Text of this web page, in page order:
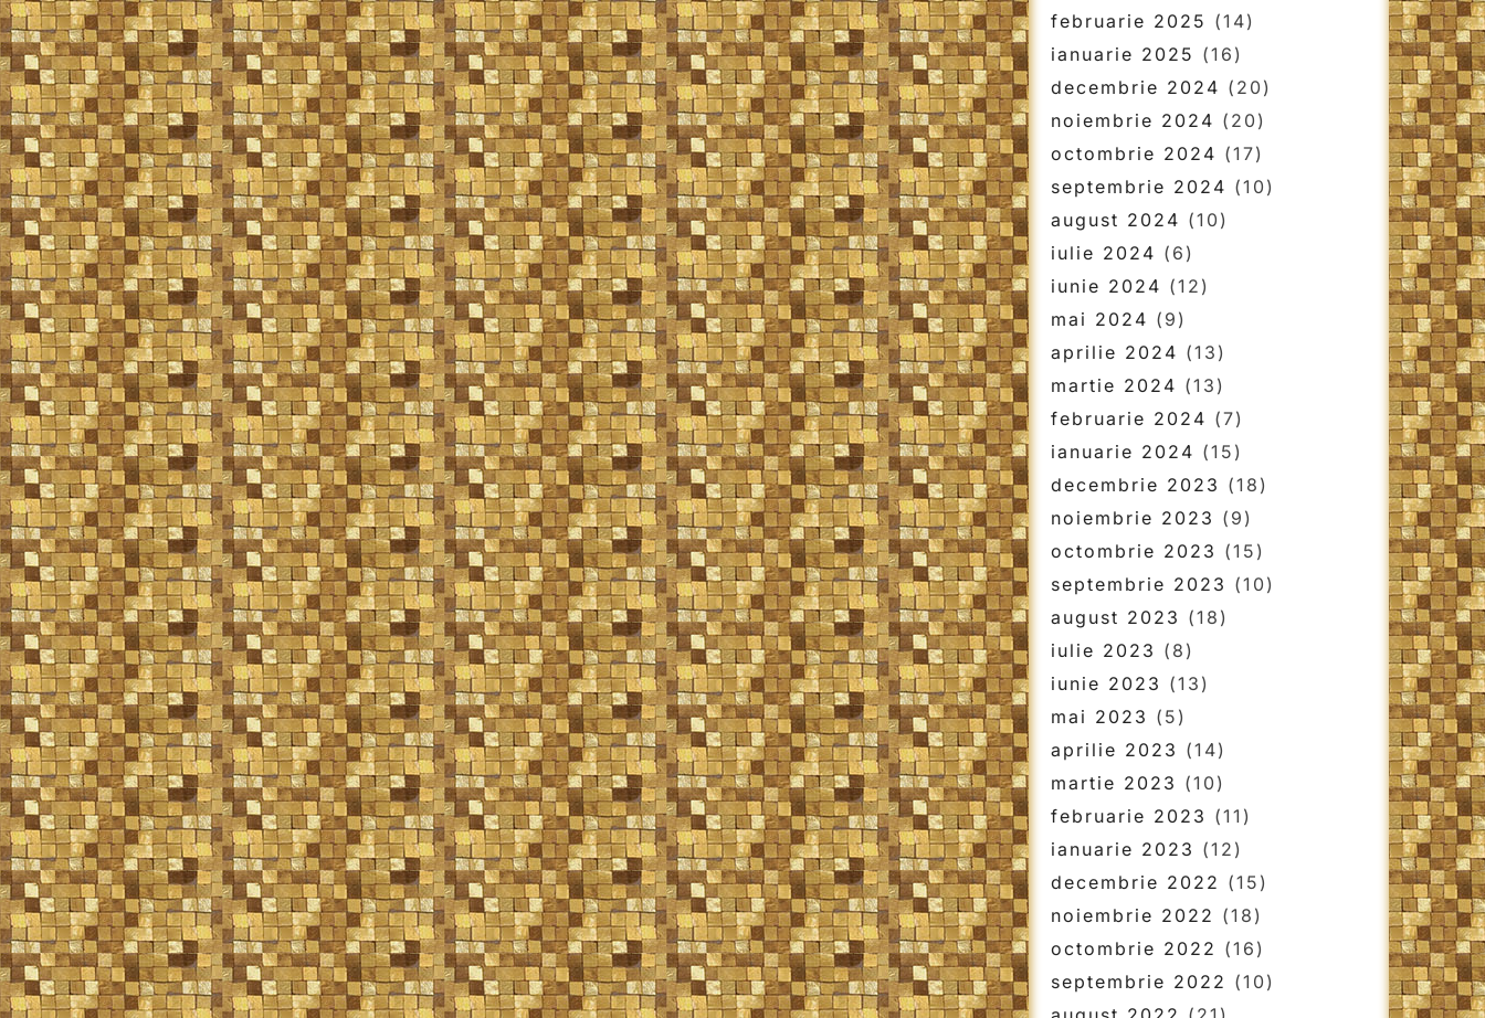
februarie 2025 (14)
ianuarie 2025 (16)
decembrie 2024 (20)
noiembrie 2024 (20)
octombrie 2024 (17)
septembrie 2024 (10)
august 2024 (10)
iulie 2024 (6)
iunie 2024 (12)
mai 2024 (9)
aprilie 2024 (13)
martie 2024 (13)
februarie 2024 (7)
ianuarie 2024 (15)
decembrie 2023 (18)
noiembrie 2023 (9)
octombrie 2023 (15)
septembrie 2023 (10)
august 2023 (18)
iulie 2023 (8)
iunie 2023 (13)
mai 2023 (5)
aprilie 2023 (14)
martie 2023 (10)
februarie 2023 (11)
ianuarie 2023 (12)
decembrie 2022 (15)
noiembrie 2022 (18)
octombrie 2022 (16)
septembrie 2022 (10)